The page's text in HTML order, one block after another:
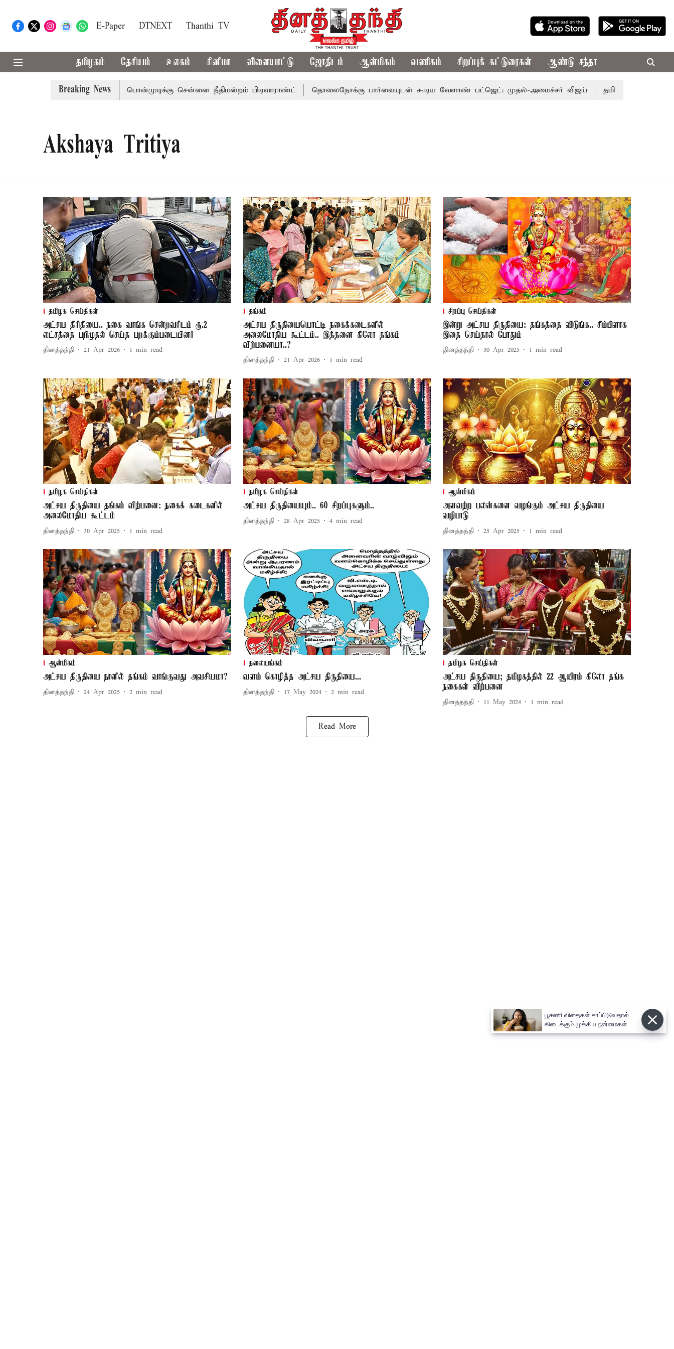
E-Paper DTNEXT Thanthi TV
தமிழகம் தேசியம் உலகம் சினிமா விளையாட்டு ஜோதிடம் ஆன்மிகம் வணிகம் சிறப்புக் கட்டுரைகள் ஆண்டு சந்தா
Breaking News
முன்னாள் அமைச்சர் பொன்முடிக்கு சென்னை நீதிமன்றம் பிடிவாராண்ட் தொலைநோக்கு பார்வையுடன் கூடிய வேளாண் பட்ஜெட்: முதல்-அமைச்சர் விஜய் தமிழக அரசியலில்
Akshaya Tritiya
தமிழக செய்திகள்
அட்சய திரிதியை.. நகை வாங்க சென்றவரிடம் ரூ.2
லட்சத்தை பறிமுதல் செய்த பறக்கும்படையினர்
தினத்தந்தி 21 Apr 2026 1 min read
தங்கம்
அட்சய திருதியையொட்டி நகைக்கடைகளில்
அலைமோதிய கூட்டம்.. இத்தனை கிலோ தங்கம்
விற்பனையா..?
தினத்தந்தி 21 Apr 2026 1 min read
சிறப்பு செய்திகள்
இன்று அட்சய திருதியை: தங்கத்தை விடுங்க.. சிம்பிளாக
இதை செய்தால் போதும்
தினத்தந்தி 30 Apr 2025 1 min read
தமிழக செய்திகள்
அட்சய திருதியை தங்கம் விற்பனை: நகைக் கடைகளில்
அலைமோதிய கூட்டம்
தினத்தந்தி 30 Apr 2025 1 min read
தமிழக செய்திகள்
அட்சய திருதியையும்.. 60 சிறப்புகளும்..
தினத்தந்தி 28 Apr 2025 4 min read
ஆன்மிகம்
அளவற்ற பலன்களை வழங்கும் அட்சய திருதியை
வழிபாடு
தினத்தந்தி 25 Apr 2025 1 min read
ஆன்மிகம்
அட்சய திருதியை நாளில் தங்கம் வாங்குவது அவசியமா?
தினத்தந்தி 24 Apr 2025 2 min read
தலையங்கம்
வளம் கொழித்த அட்சய திருதியை...
தினத்தந்தி 17 May 2024 2 min read
தமிழக செய்திகள்
அட்சய திருதியை; தமிழகத்தில் 22 ஆயிரம் கிலோ தங்க
நகைகள் விற்பனை
தினத்தந்தி 11 May 2024 1 min read
Read More
பூசணி விதைகள் சாப்பிடுவதால்
கிடைக்கும் முக்கிய நன்மைகள்